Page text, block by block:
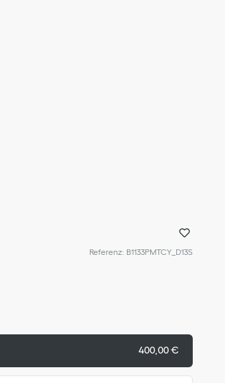
Referenz: B1133PMTCY_D13S
400,00 €